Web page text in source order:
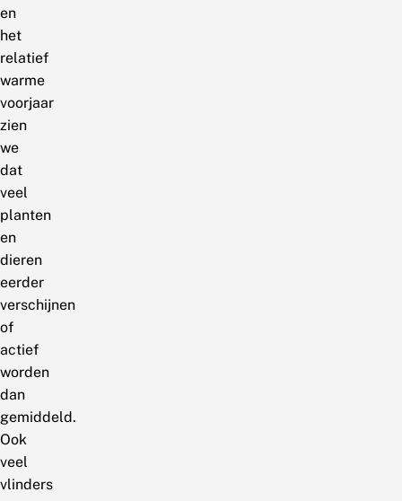
en
het
relatief
warme
voorjaar
zien
we
dat
veel
planten
en
dieren
eerder
verschijnen
of
actief
worden
dan
gemiddeld.
Ook
veel
vlinders